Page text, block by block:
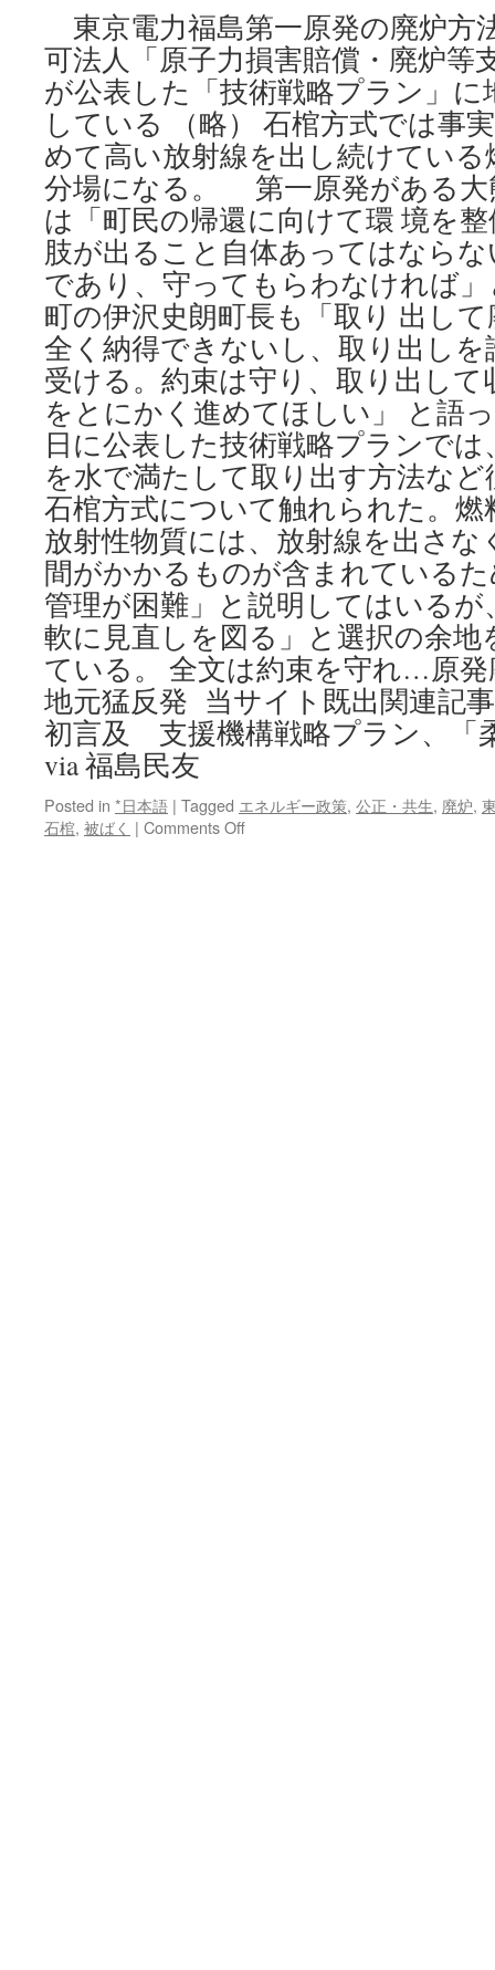
東京電力福島第一原発の廃炉方
可法人「原子力損害賠償・廃炉等
が公表した「技術戦略プラン」に
している （略） 石棺方式では事
めて高い放射線を出し続けてい
分場になる。 第一原発がある大
は「町民の帰還に向けて環 境を
肢が出ること自体あってはなら
であり、守ってもらわなければ
町の伊沢史朗町長も「取り 出し
全く納得できないし、取り出し
受ける。約束は守り、取り出し
をとにかく進めてほしい」 と語
日に公表した技術戦略プランで
を水で満たして取り出す方法な
石棺方式について触れられた。
放射性物質には、放射線を出さ
間がかかるものが含まれている
管理が困難」と説明してはいる
軟に見直しを図る」と選択の余
ている。 全文は約束を守れ…原
地元猛反発 当サイト既出関連記
初言及 支援機構戦略プラン、「
via 福島民友
Posted in *日本語 | Tagged エネルギー政策, 公正・共生, 廃炉,
石棺, 被ばく | Comments Offon